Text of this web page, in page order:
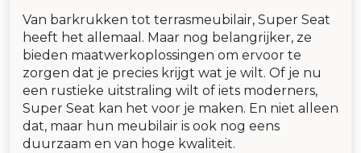
Van barkrukken tot terrasmeubilair, Super Seat
heeft het allemaal. Maar nog belangrijker, ze
bieden maatwerkoplossingen om ervoor te
zorgen dat je precies krijgt wat je wilt. Of je nu
een rustieke uitstraling wilt of iets moderners,
Super Seat kan het voor je maken. En niet alleen
dat, maar hun meubilair is ook nog eens
duurzaam en van hoge kwaliteit.